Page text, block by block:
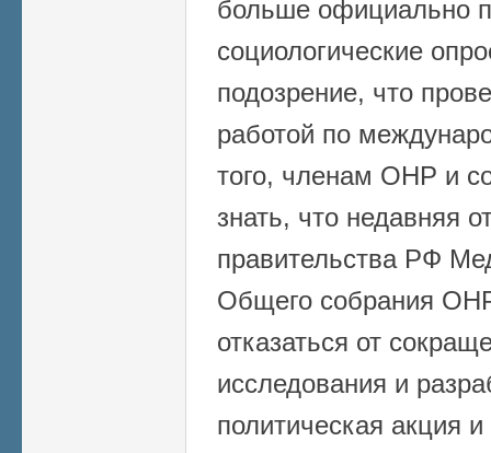
больше официально
социологические
подозрение, что
работой по
того, членам ОНР и
знать, что недавняя
правительства РФ
Общего собрания
отказаться от
исследования и
политическая акция